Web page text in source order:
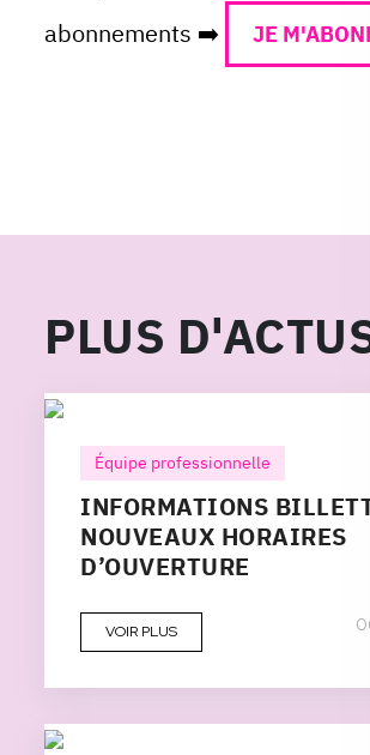
abonnements ➡️
JE
PLUS
Équipe professionnelle
INFORMATIONS
NOUVEAUX HORAIRES
D’OUVERTURE
VOIR PLUS